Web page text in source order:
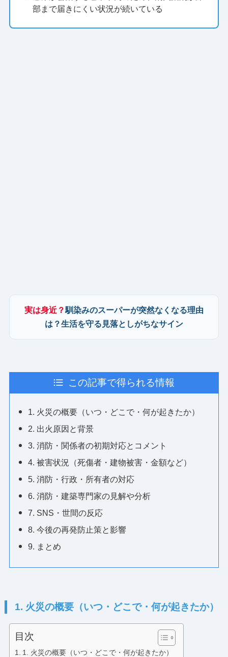
部まで届きにくい状況が続いている
実は身近？馴染みのスーパーが突然なくなる理由
は？生活を守る見落としがちなサイン
この記事で得られる情報
1. 火災の概要（いつ・どこで・何が起きたか）
2. 出火原因と背景
3. 消防・関係者の初期対応とコメント
4. 被害状況（死傷者・建物被害・金額など）
5. 消防・行政・所有者の対応
6. 消防・建築専門家の見解や分析
7. SNS・世間の反応
8. 今後の再発防止策と影響
9. まとめ
1. 火災の概要（いつ・どこで・何が起きたか）
目次
1. 火災の概要（いつ・どこで・何が起きたか）